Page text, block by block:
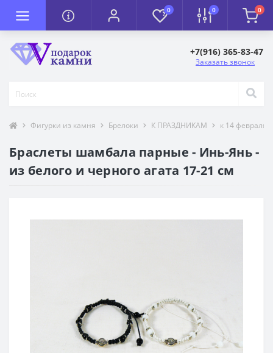
0 0 0
+7(916) 365-83-47
Заказать звонок
Фигурки из камня Брелоки К ПРАЗДНИКАМ к 14 февраля
Браслеты шамбала парные - Инь-Янь -
из белого и черного агата 17-21 см